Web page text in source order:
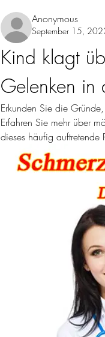
Anonymous
September 15,
Kind klagt
Gelenken
Erkunden Sie die
Erfahren Sie mehr über
dieses häufig auftretende